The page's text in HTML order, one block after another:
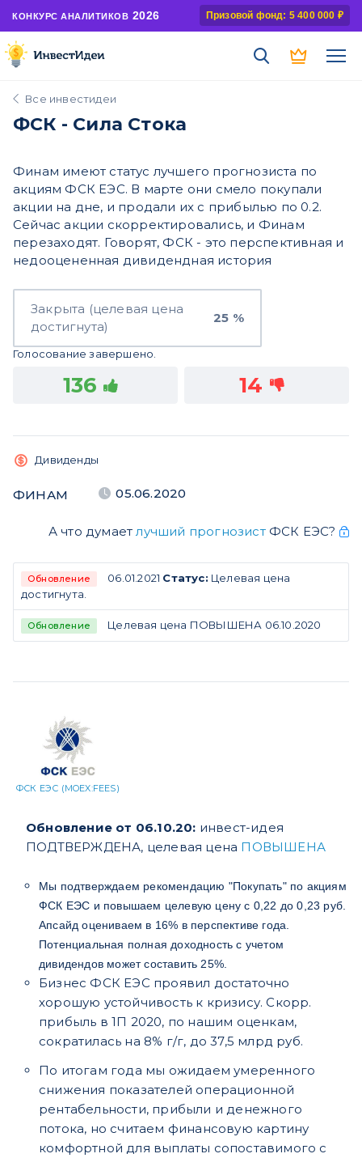
КОНКУРС АНАЛИТИКОВ 2026 Призовой фонд: 5 400 000 ₽
Все инвестидеи
ФСК - Сила Стока
Финам имеют статус лучшего прогнозиста по
акциям ФСК ЕЭС. В марте они смело покупали
акции на дне, и продали их с прибылью по 0.2.
Сейчас акции скорректировались, и Финам
перезаходят. Говорят, ФСК - это перспективная и
недооцененная дивидендная история
Закрыта (целевая цена
достигнута)
25 %
Голосование завершено.
136 14
Дивиденды
ФИНАМ 05.06.2020
А что думает лучший прогнозистФСК ЕЭС?
Обновление 06.01.2021 Статус: Целевая цена
достигнута.
Обновление Целевая цена ПОВЫШЕНА 06.10.2020
ФСК ЕЭС (MOEX:FEES)
Обновление от 06.10.20: инвест-идея
ПОДТВЕРЖДЕНА, целевая цена ПОВЫШЕНА
Мы подтверждаем рекомендацию "Покупать" по акциям
ФСК ЕЭС и повышаем целевую цену с 0,22 до 0,23 руб.
Апсайд оцениваем в 16% в перспективе года.
Потенциальная полная доходность с учетом
дивидендов может составить 25%.
Бизнес ФСК ЕЭС проявил достаточно
хорошую устойчивость к кризису. Скорр.
прибыль в 1П 2020, по нашим оценкам,
сократилась на 8% г/г, до 37,5 млрд руб.
По итогам года мы ожидаем умеренного
снижения показателей операционной
рентабельности, прибыли и денежного
потока, но считаем финансовую картину
комфортной для выплаты сопоставимого с